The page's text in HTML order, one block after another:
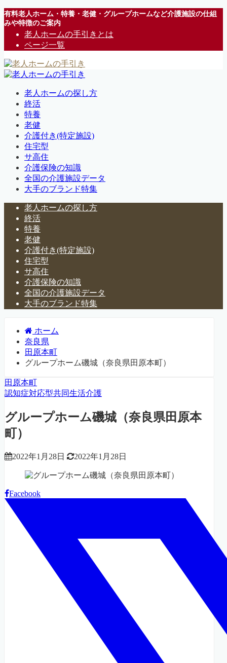
有料老人ホーム・特養・老健・グループホームなど介護施設の仕組
みや特徴のご案内
老人ホームの手引きとは
ページ一覧
老人ホームの探し方
終活
特養
老健
介護付き(特定施設)
住宅型
サ高住
介護保険の知識
全国の介護施設データ
大手のブランド特集
老人ホームの探し方
終活
特養
老健
介護付き(特定施設)
住宅型
サ高住
介護保険の知識
全国の介護施設データ
大手のブランド特集
ホーム
奈良県
田原本町
グループホーム磯城（奈良県田原本町）
田原本町
認知症対応型共同生活介護
グループホーム磯城（奈良県田原本
町）
2022年1月28日 2022年1月28日
Facebook